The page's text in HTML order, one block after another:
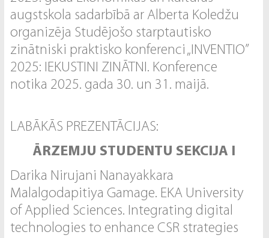
augstskola sadarbībā ar Alberta Koledžu
organizēja Studējošo starptautisko
zinātniski praktisko konferenci „INVENTIO”
2025: IEKUSTINI ZINĀTNI. Konference
notika 2025. gada 30. un 31. maijā.
LABĀKĀS PREZENTĀCIJAS:
ĀRZEMJU STUDENTU SEKCIJA I
Darika Nirujani Nanayakkara
Malalgodapitiya Gamage. EKA University
of Applied Sciences. Integrating digital
technologies to enhance CSR strategies